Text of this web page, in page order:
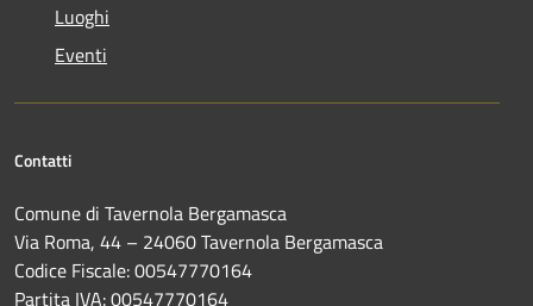
Luoghi
Eventi
Contatti
Comune di Tavernola Bergamasca
Via Roma, 44 – 24060 Tavernola Bergamasca
Codice Fiscale: 00547770164
Partita IVA: 00547770164